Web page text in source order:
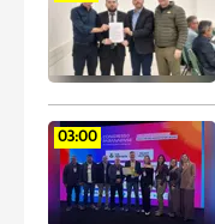
03:00